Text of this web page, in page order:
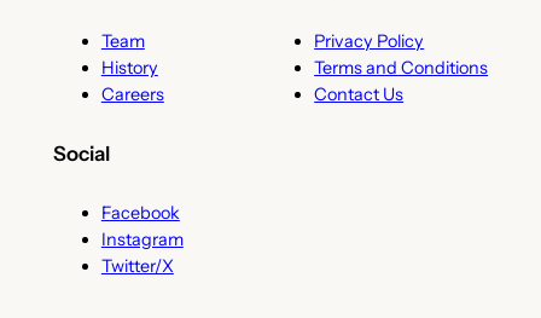
Team
History
Careers
Privacy Policy
Terms and Conditions
Contact Us
Social
Facebook
Instagram
Twitter/X